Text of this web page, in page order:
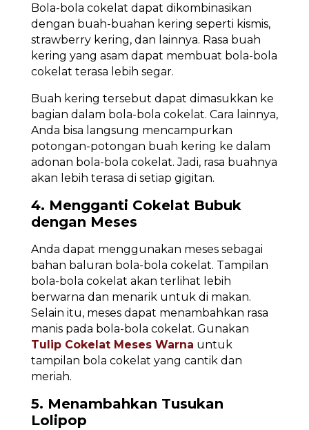
Bola-bola cokelat dapat dikombinasikan
dengan buah-buahan kering seperti kismis,
strawberry kering, dan lainnya. Rasa buah
kering yang asam dapat membuat bola-bola
cokelat terasa lebih segar.
Buah kering tersebut dapat dimasukkan ke
bagian dalam bola-bola cokelat. Cara lainnya,
Anda bisa langsung mencampurkan
potongan-potongan buah kering ke dalam
adonan bola-bola cokelat. Jadi, rasa buahnya
akan lebih terasa di setiap gigitan.
4. Mengganti Cokelat Bubuk
dengan Meses
Anda dapat menggunakan meses sebagai
bahan baluran bola-bola cokelat. Tampilan
bola-bola cokelat akan terlihat lebih
berwarna dan menarik untuk di makan.
Selain itu, meses dapat menambahkan rasa
manis pada bola-bola cokelat. Gunakan
Tulip Cokelat Meses Warna untuk
tampilan bola cokelat yang cantik dan
meriah.
5. Menambahkan Tusukan
Lolipop